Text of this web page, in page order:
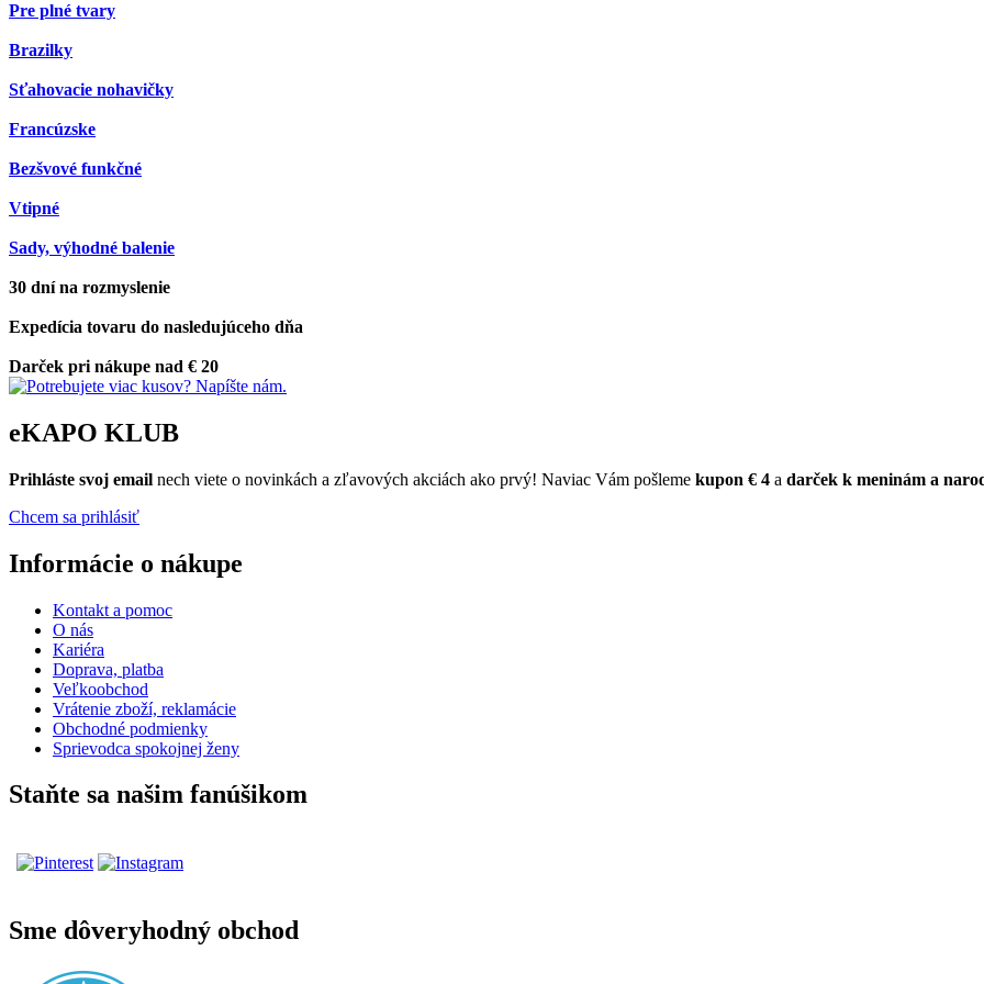
Pre plné tvary
Brazilky
Sťahovacie nohavičky
Francúzske
Bezšvové funkčné
Vtipné
Sady, výhodné balenie
30 dní na rozmyslenie
Expedícia tovaru do nasledujúceho dňa
Darček pri nákupe nad € 20
eKAPO KLUB
Prihláste svoj email nech viete o novinkách a zľavových akciách ako prvý! Naviac Vám pošleme kupon € 4 a darček k meninám a
Chcem sa prihlásiť
Informácie o nákupe
Kontakt a pomoc
O nás
Kariéra
Doprava, platba
Veľkoobchod
Vrátenie zboží, reklamácie
Obchodné podmienky
Sprievodca spokojnej ženy
Staňte sa našim fanúšikom
Sme dôveryhodný obchod